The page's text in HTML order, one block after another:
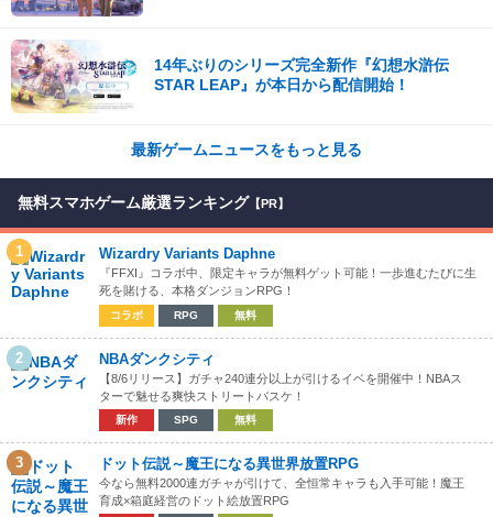
14年ぶりのシリーズ完全新作『幻想水滸伝
STAR LEAP』が本日から配信開始！
最新ゲームニュースをもっと見る
無料スマホゲーム厳選ランキング 【PR】
1 Wizardry Variants Daphne
『FFXI』コラボ中、限定キャラが無料ゲット可能！一歩進むたびに生
死を賭ける、本格ダンジョンRPG！
コラボ RPG 無料
2 NBAダンクシティ
【8/6リリース】ガチャ240連分以上が引けるイベを開催中！NBAス
ターで魅せる爽快ストリートバスケ！
新作 SPG 無料
3 ドット伝説～魔王になる異世界放置RPG
今なら無料2000連ガチャが引けて、全恒常キャラも入手可能！魔王
育成×箱庭経営のドット絵放置RPG